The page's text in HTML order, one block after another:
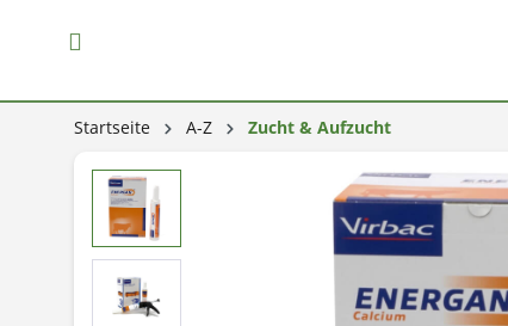
Startseite A-Z Zucht & Aufzucht